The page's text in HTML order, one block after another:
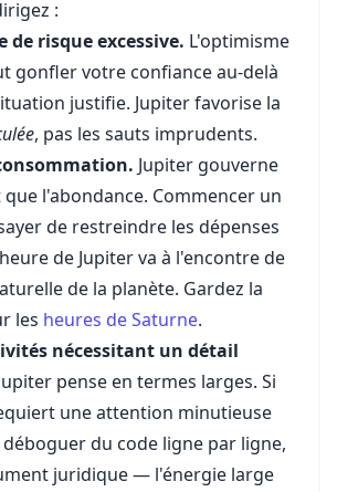
:
de risque excessive. L'optimisme
gonfler votre confiance au-delà
justifie. Jupiter favorise la
, pas les sauts imprudents.
Jupiter gouverne
que l'abondance. Commencer un
de restreindre les dépenses
de Jupiter va à l'encontre de
de la planète. Gardez la
les heures de Saturne.
nécessitant un détail
pense en termes larges. Si
une attention minutieuse
du code ligne par ligne,
juridique — l'énergie large